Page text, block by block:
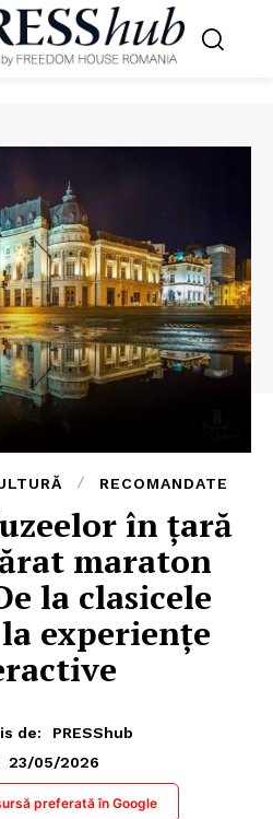
RECOMANDATE
în ţară
maraton
la clasicele
experienţe
de:
PRESShub
23/05/2026
preferată în Google